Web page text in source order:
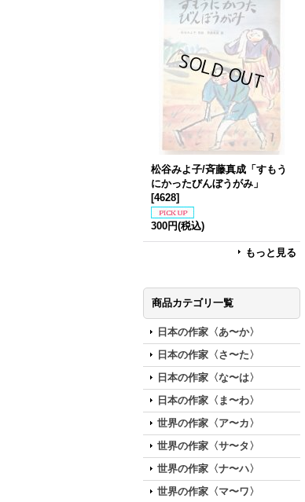
松谷みよ子/斉藤真成「すもう
にかったびんぼうがみ」
[4628]
300円(税込)
もっと見る
商品カテゴリ一覧
日本の作家〈あ〜か〉
日本の作家〈さ〜た〉
日本の作家〈な〜は〉
日本の作家〈ま〜わ〉
世界の作家〈ア〜カ〉
世界の作家〈サ〜タ〉
世界の作家〈ナ〜ハ〉
世界の作家〈マ〜ワ〉